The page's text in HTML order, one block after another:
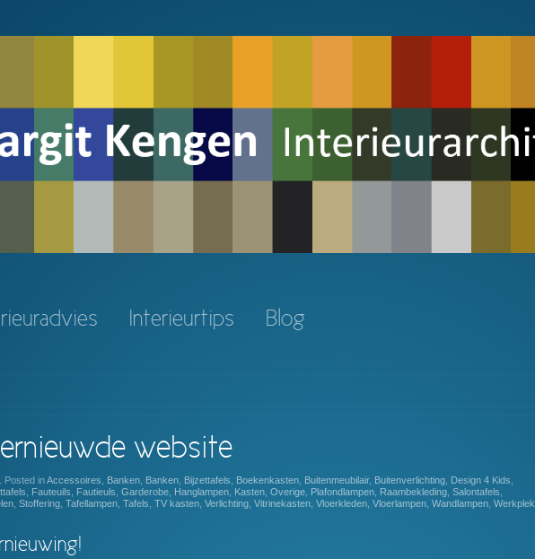
Interieurtips Blog
website
. Posted inAccessoires Banken Banken Bijzettafels Boekenkasten Buitenmeubilair, Buitenverlichting Design 4 Kids
Fauteuils Fautieuls Garderobe Hanglampen Kasten Overige Plafondlampen Raambekleding Salontafels
Stoffering Tafellampen Tafels TV kasten Verlichting Vitrinekasten Vloerkleden Vloerlampen Wandlampen Werkplek